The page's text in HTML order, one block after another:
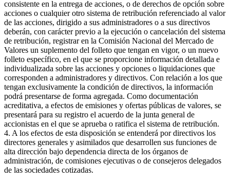
consistente en la entrega de acciones, o de derechos de opción sobre
acciones o cualquier otro sistema de retribución referenciado al valor
de las acciones, dirigido a sus administradores o a sus directivos
deberán, con carácter previo a la ejecución o cancelación del sistema
de retribución, registrar en la Comisión Nacional del Mercado de
Valores un suplemento del folleto que tengan en vigor, o un nuevo
folleto específico, en el que se proporcione información detallada e
individualizada sobre las acciones y opciones o liquidaciones que
corresponden a administradores y directivos. Con relación a los que
tengan exclusivamente la condición de directivos, la información
podrá presentarse de forma agregada. Como documentación
acreditativa, a efectos de emisiones y ofertas públicas de valores, se
presentará para su registro el acuerdo de la junta general de
accionistas en el que se aprueba o ratifica el sistema de retribución.
4. A los efectos de esta disposición se entenderá por directivos los
directores generales y asimilados que desarrollen sus funciones de
alta dirección bajo dependencia directa de los órganos de
administración, de comisiones ejecutivas o de consejeros delegados
de las sociedades cotizadas.